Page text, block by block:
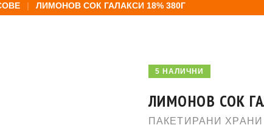
| ЛИМОНОВ СОК ГАЛАКСИ 18% 380Г
5 НАЛИЧНИ
ЛИМОНОВ СОК
ПАКЕТИРАНИ